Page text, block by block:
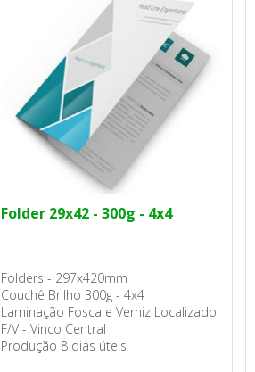
Folder 29x42 - 300g - 4x4
Folders - 297x420mm
Couchê Brilho 300g - 4x4
Laminação Fosca e Verniz Localizado
F/V - Vinco Central
Produção 8 dias úteis